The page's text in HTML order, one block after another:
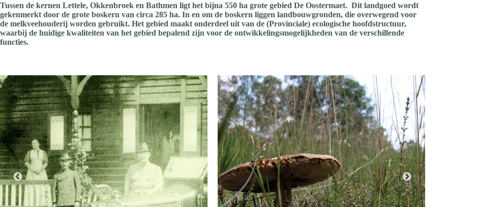
Tussen de kernen Lettele, Okkenbroek en Bathmen ligt het bijna 550 ha grote gebied De Oostermaet. Dit landgoed wordt
gekenmerkt door de grote boskern van circa 285 ha. In en om de boskern liggen landbouwgronden, die overwegend voor
de melkveehouderij worden gebruikt. Het gebied maakt onderdeel uit van de (Provinciale) ecologische hoofdstructuur,
waarbij de huidige kwaliteiten van het gebied bepalend zijn voor de ontwikkelingsmogelijkheden van de verschillende
functies.